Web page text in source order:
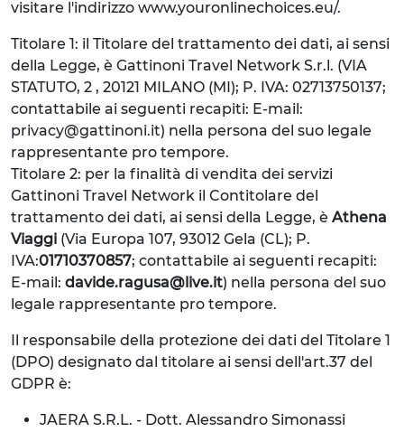
visitare l'indirizzo www.youronlinechoices.eu/.
Titolare 1: il Titolare del trattamento dei dati, ai sensi
della Legge, è Gattinoni Travel Network S.r.l. (VIA
STATUTO, 2 , 20121 MILANO (MI); P. IVA: 02713750137;
contattabile ai seguenti recapiti: E-mail:
privacy@gattinoni.it) nella persona del suo legale
rappresentante pro tempore.
Titolare 2: per la finalità di vendita dei servizi
Gattinoni Travel Network il Contitolare del
trattamento dei dati, ai sensi della Legge, è Athena
Viaggi (Via Europa 107, 93012 Gela (CL); P.
IVA:01710370857; contattabile ai seguenti recapiti:
E-mail: davide.ragusa@live.it) nella persona del suo
legale rappresentante pro tempore.
Il responsabile della protezione dei dati del Titolare 1
(DPO) designato dal titolare ai sensi dell'art.37 del
GDPR è:
JAERA S.R.L. - Dott. Alessandro Simonassi